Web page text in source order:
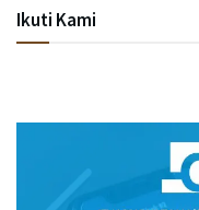
Ikuti Kami